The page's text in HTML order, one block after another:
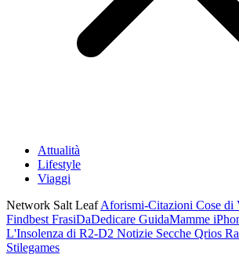
Attualità
Lifestyle
Viaggi
Network Salt LeafAforismi-Citazioni Cose di
Findbest FrasiDaDedicare GuidaMamme
L'Insolenza di R2-D2 Notizie Secche Qrios
Stilegames